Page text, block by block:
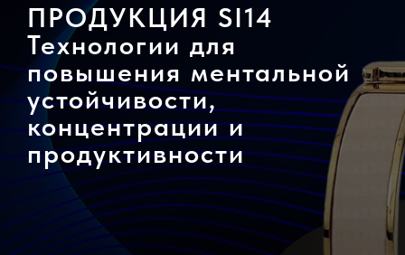
ПРОДУКЦИЯ SI14
Технологии для
повышения ментальной
устойчивости,
концентрации и
продуктивности